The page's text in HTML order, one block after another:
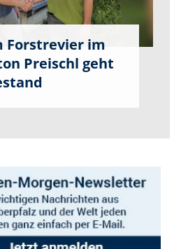
Forstrevier im
Preischl geht